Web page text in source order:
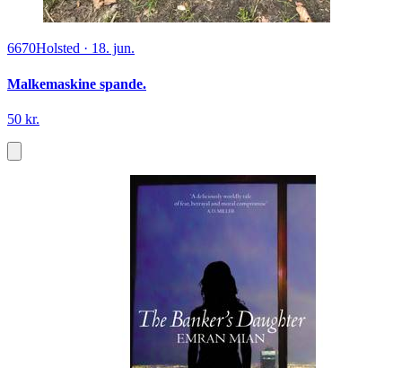
6670Holsted · 18. jun.
Malkemaskine spande.
50 kr.